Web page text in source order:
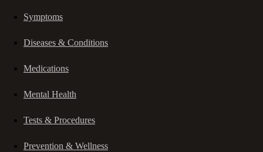
Symptoms
Diseases & Conditions
Medications
Mental Health
Tests & Procedures
Prevention & Wellness